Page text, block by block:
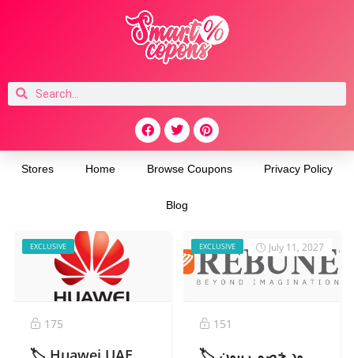
Stores Home Browse Coupons Privacy Policy
Blog
EXCLUSIVE
175
EXCLUSIVE July 11, 2027
151